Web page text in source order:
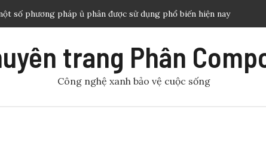
số phương pháp ủ phân được sử dụng phổ biến hiện nay
cơ hiệu quả và thông dụng cho nhà nông áp dụng
kiệm nước tưới trong nông nghiệp
trang Phân
Công nghệ xanh bảo vệ cuộc sống